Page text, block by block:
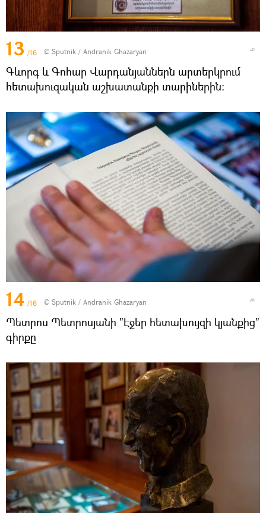
13 /16 © Sputnik / Andranik Ghazaryan
Գևորգ և Գոհար Վարդանյաններն արտերկրում
հետախուզական աշխատանքի տարիներին։
14 /16 © Sputnik / Andranik Ghazaryan
Պետրոս Պետրոսյանի "Էջեր հետախույզի կյանքից"
գիրքը